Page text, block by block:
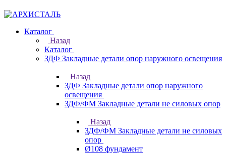
Каталог
Назад
Каталог
ЗДФ Закладные детали опор наружного освещения
Назад
ЗДФ Закладные детали опор наружного
освещения
ЗДФ/ФМ Закладные детали не силовых опор
Назад
ЗДФ/ФМ Закладные детали не силовых
опор
Ø108 фундамент